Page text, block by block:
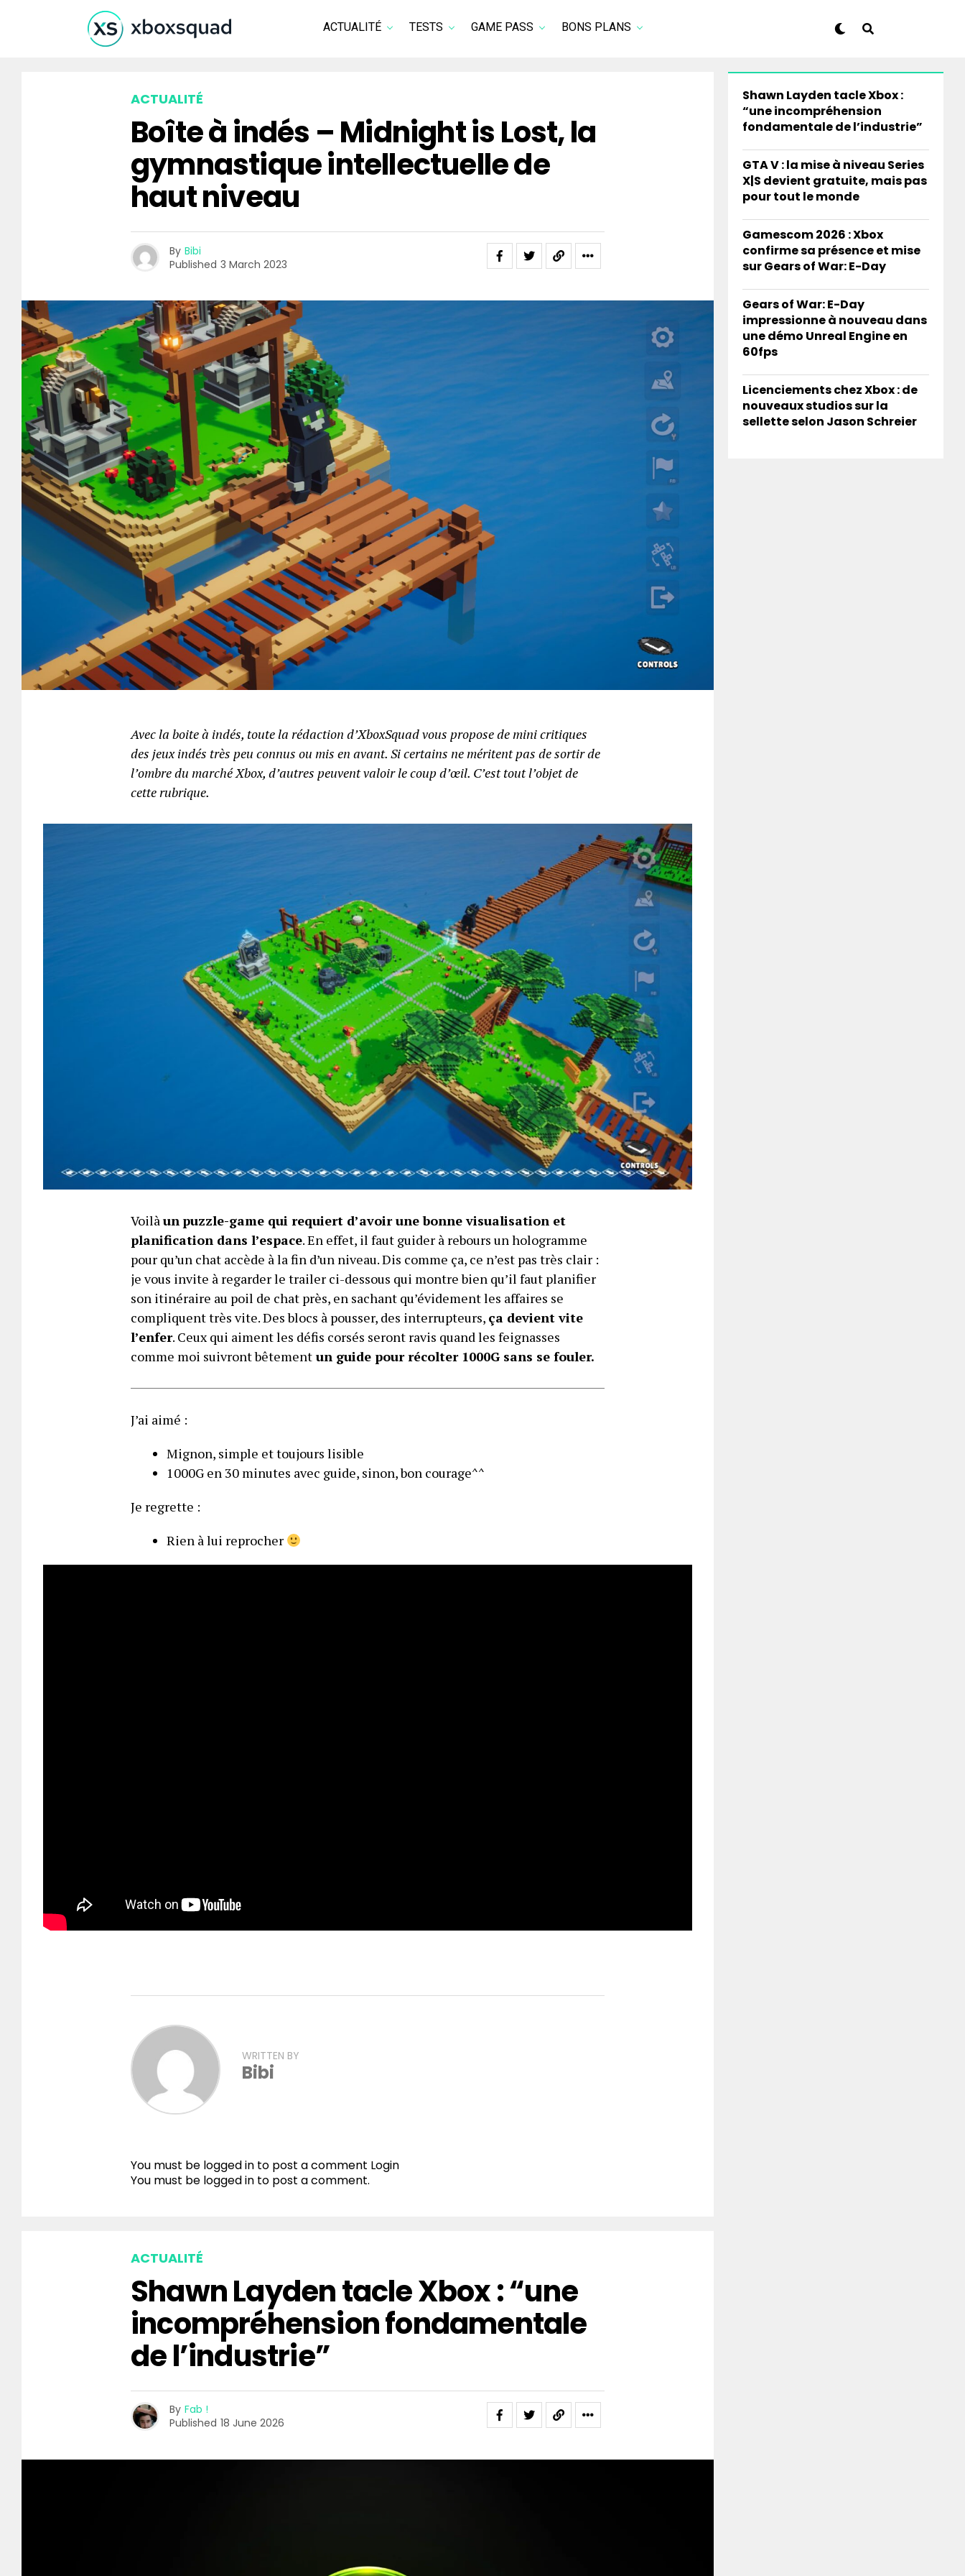
ACTUALITÉ TESTS GAME PASS BONS PLANS
ACTUALITÉ
Boîte à indés – Midnight is Lost, la
gymnastique intellectuelle de
haut niveau
By Bibi
Published 3 March 2023
Avec la boite à indés, toute la rédaction d’XboxSquad vous propose de mini critiques
des jeux indés très peu connus ou mis en avant. Si certains ne méritent pas de sortir de
l’ombre du marché Xbox, d’autres peuvent valoir le coup d’œil. C’est tout l’objet de
cette rubrique.
Voilàunpuzzle-game qui requiert d’avoir une bonne visualisation et
planification dans l’espace. En effet, il faut guider à rebours un hologramme
pour qu’un chat accède à la fin d’un niveau. Dis comme ça, ce n’est pas très clair :
je vous invite à regarder le trailer ci-dessous qui montre bien qu’il faut planifier
son itinéraire au poil de chat près, en sachant qu’évidement les affaires se
compliquent très vite. Des blocs à pousser, des interrupteurs, ça devient vite
l’enfer. Ceux qui aiment les défis corsés seront ravis quand les feignasses
comme moi suivront bêtement un guide pour récolter 1000G sans se fouler.
J’ai aimé :
Mignon, simple et toujours lisible
1000G en 30 minutes avec guide, sinon, bon courage^^
Je regrette :
Rien à lui reprocher
WRITTEN BY
Bibi
You must be logged in to post a comment Login
You must be logged in to post a comment.
ACTUALITÉ
Shawn Layden tacle Xbox : “une
incompréhension fondamentale
de l’industrie”
By Fab !
Published 18 June 2026
Shawn Layden tacle Xbox :
“une incompréhension
fondamentale de l’industrie”
GTA V : la mise à niveau Series
X|S devient gratuite, mais pas
pour tout le monde
Gamescom 2026 : Xbox
confirme sa présence et mise
sur Gears of War: E-Day
Gears of War: E-Day
impressionne à nouveau dans
une démo Unreal Engine en
60fps
Licenciements chez Xbox : de
nouveaux studios sur la
sellette selon Jason Schreier